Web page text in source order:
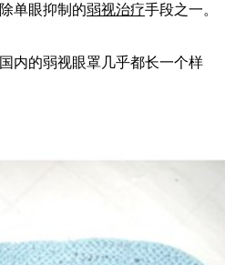
单眼抑制的弱视治疗手段之一。
内的弱视眼罩几乎都长一个样